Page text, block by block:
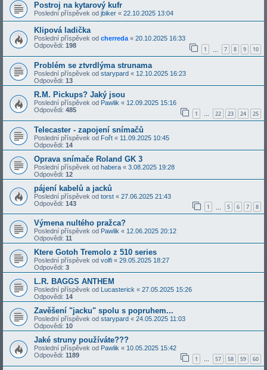
Postroj na kytarový kufr
Poslední příspěvek od jbiker « 22.10.2025 13:04
Klipová ladička
Poslední příspěvek od cherreda« 20.10.2025 16:33
Odpovědi: 198 1 7 8 9 10
Problém se ztvrdlýma strunama
Poslední příspěvek od starypard « 12.10.2025 16:23
Odpovědi: 13
R.M. Pickups? Jaký jsou
Poslední příspěvek od Pawlik « 12.09.2025 15:16
Odpovědi: 485 1 … 22 23 24 25
Telecaster - zapojení snímačů
Poslední příspěvek od Fořt « 11.09.2025 10:45
Odpovědi: 14
Oprava snímače Roland GK 3
Poslední příspěvek od habera « 3.08.2025 19:28
Odpovědi: 12
pájení kabelů a jacků
Poslední příspěvek od torst « 27.06.2025 21:43
Odpovědi: 143 1 5 6 7 8
Výmena nultého pražca?
Poslední příspěvek od Pawlik « 12.06.2025 20:12
Odpovědi: 11
Ktere Gotoh Tremolo z 510 series
Poslední příspěvek od volfi « 29.05.2025 18:27
Odpovědi: 3
L.R. BAGGS ANTHEM
Poslední příspěvek od Lucasterick « 27.05.2025 15:26
Odpovědi: 14
Zavěšení "jacku" spolu s popruhem...
Poslední příspěvek od starypard « 24.05.2025 11:03
Odpovědi: 10
Jaké struny používáte???
Poslední příspěvek od Pawlik « 10.05.2025 15:42
Odpovědi: 1189 1 … 57 58 59 60